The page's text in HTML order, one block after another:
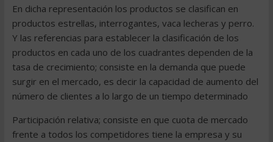
En dicha representación los productos se clasifican en
productos estrellas, interrogantes, vaca lecheras y perro.
Y las referencias para establecer la clasificación de los
productos en cada uno de los cuadrantes dependen de la
tasa de crecimiento; consiste en la demanda que puede
surgir en el mercado, es decir la capacidad de aumento del
número de clientes a lo largo de un tiempo determinado
Participación relativa; consiste en que cuota de mercado
frente a todos los competidores tiene la empresa y su